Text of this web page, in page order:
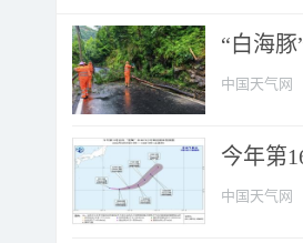
“白海
中国天气网
今年第
中国天气网